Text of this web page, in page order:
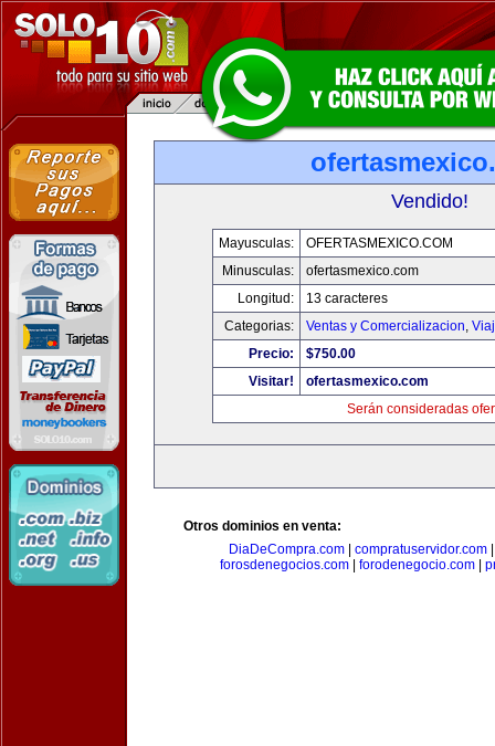
Vendido!
Mayusculas:
OFERTASMEXICO.COM
Minusculas:
ofertasmexico.com
Longitud:
13 caracteres
Categorias:
Ventas y Comercializacion,
Precio:
$750.00
Visitar!
ofertasmexico.com
Serán consideradas
Otros dominios en venta:
DiaDeCompra.com
compratuservidor.com
forosdenegocios.com
forodenegocio.com